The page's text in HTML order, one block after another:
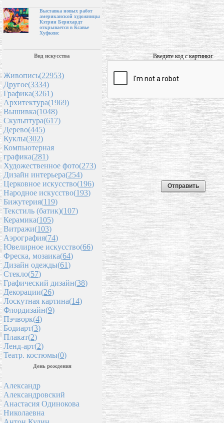
Выставка новых работ
американской художницы
Кэтрин Бернхардт
открывается в Ксавье
Хуфкенс
Вид искусства
Живопись(22953)
Другое(3334)
Графика(3261)
Архитектура(1969)
Вышивка(1048)
Скульптура(617)
Дерево(445)
Куклы(302)
Компьютерная
графика(281)
Художественное фото(273)
Дизайн интерьера(254)
Церковное искусство(196)
Народное искусство(193)
Бижутерия(119)
Текстиль (батик)(107)
Керамика(105)
Витражи(103)
Аэрография(74)
Ювелирное искусство(66)
Фреска, мозаика(64)
Дизайн одежды(61)
Стекло(57)
Графический дизайн(38)
Декорации(26)
Лоскутная картина(14)
Флордизайн(9)
Пэчворк(4)
Бодиарт(3)
Плакат(2)
Ленд-арт(2)
Театр. костюмы(0)
День рождения
Александр
Александровский
Анастасия Одинокова
Николаевна
Введите код с картинки: